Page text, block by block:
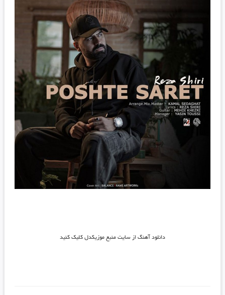
دانلود آهنگ از سایت منبع موزیکدل کلیک کنید